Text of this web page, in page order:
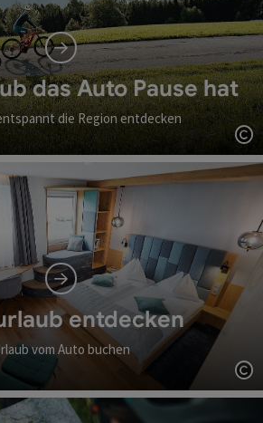
das Auto Pause hat
die Region entdecken
entdecken
vom Auto buchen